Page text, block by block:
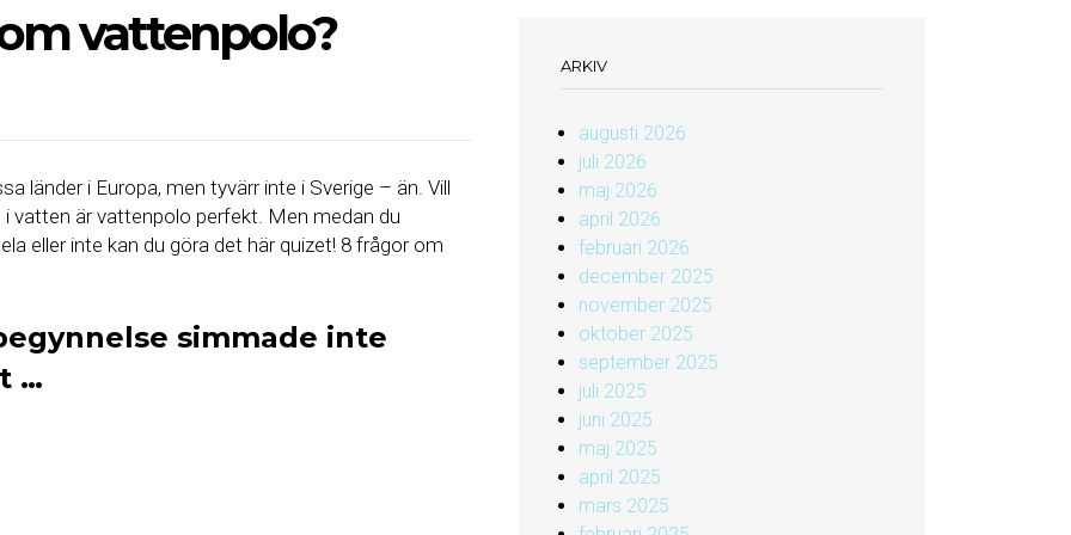
vattenpolo?
länder i Europa, men tyvärr inte i Sverige – än. Vill
vatten är vattenpolo perfekt. Men medan du
eller inte kan du göra det här quizet! 8 frågor om
simmade inte
…
ARKIV
augusti 2026
juli 2026
maj 2026
april 2026
februari 2026
december 2025
november 2025
oktober 2025
september 2025
juli 2025
juni 2025
maj 2025
april 2025
mars 2025